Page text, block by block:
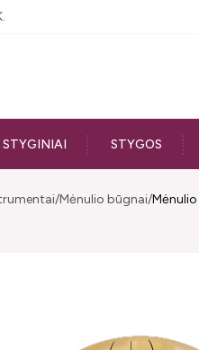
STYGINIAI STYGOS
Mėnulio būgnai